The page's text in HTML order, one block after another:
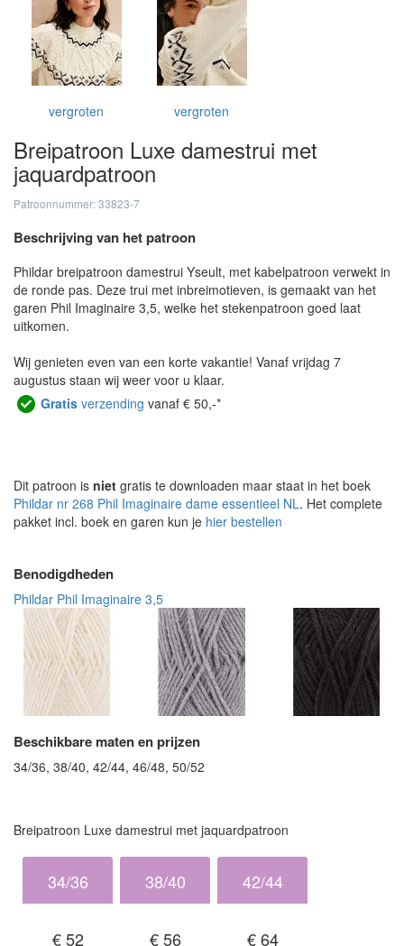
vergroten vergroten
Breipatroon Luxe damestrui met
jaquardpatroon
Patroonnummer: 33823-7
Beschrijving van het patroon
Phildar breipatroon damestrui Yseult, met kabelpatroon verwekt in
de ronde pas. Deze trui met inbreimotieven, is gemaakt van het
garen Phil Imaginaire 3,5, welke het stekenpatroon goed laat
uitkomen.
Wij genieten even van een korte vakantie! Vanaf vrijdag 7
augustus staan wij weer voor u klaar.
Gratis verzending vanaf € 50,-*
Dit patroon is niet gratis te downloaden maar staat in het boek
Phildar nr 268 Phil Imaginaire dame essentieel NL. Het complete
pakket incl. boek en garen kun je hier bestellen
Benodigdheden
Phildar Phil Imaginaire 3,5
Beschikbare maten en prijzen
34/36, 38/40, 42/44, 46/48, 50/52
Breipatroon Luxe damestrui met jaquardpatroon
34/36
€ 52
38/40
€ 56
42/44
€ 64